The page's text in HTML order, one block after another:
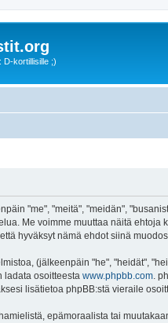
D-kortillisille ;)
"me", "meitä", "meidän",
Me voimme muuttaa näitä
hyväksyt nämä ehdot siinä
(jälkeenpäin "he", "heidät",
ladata osoitteesta www.phpbb.com.
lisätietoa phpBB:stä vieraile
epämoraalista tai